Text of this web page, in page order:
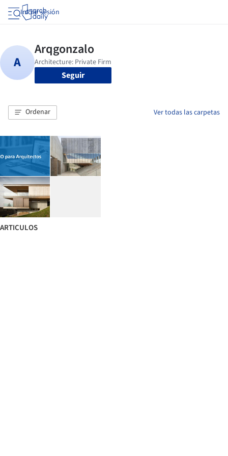
Iniciar sesión
Seguir
Ordenar Ver todas las carpetas
ARTICULOS